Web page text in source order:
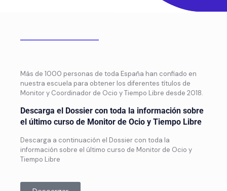
Más de 1000 personas de toda España han confiado en
nuestra escuela para obtener los diferentes títulos de
Monitor y Coordinador de Ocio y Tiempo Libre desde 2018.
Descarga el Dossier con toda la información sobre
el último curso de Monitor de Ocio y Tiempo Libre
Descarga a continuación el Dossier con toda la
información sobre el último curso de Monitor de Ocio y
Tiempo Libre